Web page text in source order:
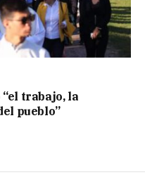
trabajo, la
pueblo”